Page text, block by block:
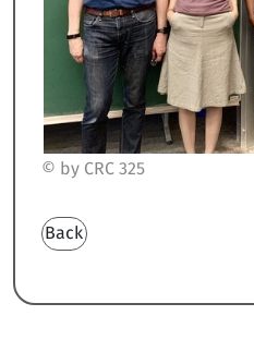
© by CRC 325
Back